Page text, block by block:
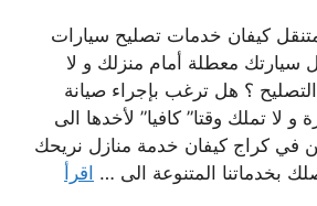
كيفان خدمات تصليح سيارات
سيارتك معطلة أمام منزلك و لا
؟ هل ترغب بإجراء صيانة
و لا تملك وقتا” كافيا” لأخدها الى
في كراج كيفان خدمة منازل نريحك
بخدماتنا المتنوعة الى … اقرأ